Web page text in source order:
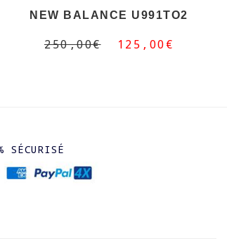
NEW BALANCE U991TO2
250,00€ 125,00€
SÉCURISÉ